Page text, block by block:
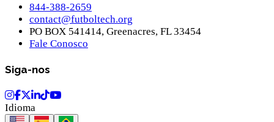
844-388-2659
contact@futboltech.org
PO BOX 541414, Greenacres, FL 33454
Fale Conosco
Siga-nos
Idioma